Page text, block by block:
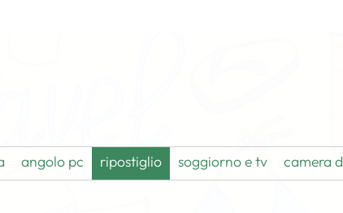
angolo pc ripostiglio soggiorno e tv camera